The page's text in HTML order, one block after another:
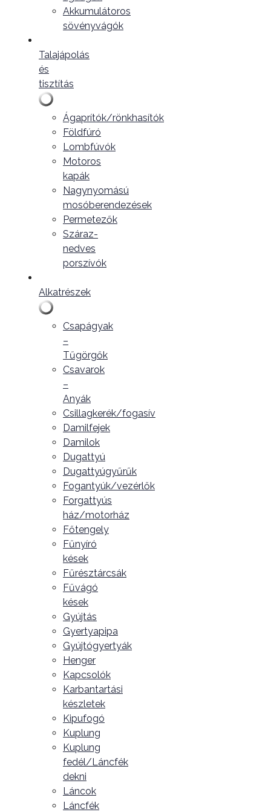
Akkumulátoros
sövényvágók
Talajápolás
és
tisztítás
Ágaprítók/rönkhasítók
Földfúró
Lombfúvók
Motoros
kapák
Nagynyomású
mosóberendezések
Permetezők
Száraz-
nedves
porszívók
Alkatrészek
Csapágyak
–
Tűgörgők
Csavarok
–
Anyák
Csillagkerék/fogasív
Damilfejek
Damilok
Dugattyú
Dugattyúgyűrűk
Fogantyúk/vezérlők
Forgattyús
ház/motorház
Főtengely
Fűnyíró
kések
Fűrésztárcsák
Fűvágó
kések
Gyújtás
Gyertyapipa
Gyújtógyertyák
Henger
Kapcsolók
Karbantartási
készletek
Kipufogó
Kuplung
Kuplung
fedél/Láncfék
dekni
Láncok
Láncfék